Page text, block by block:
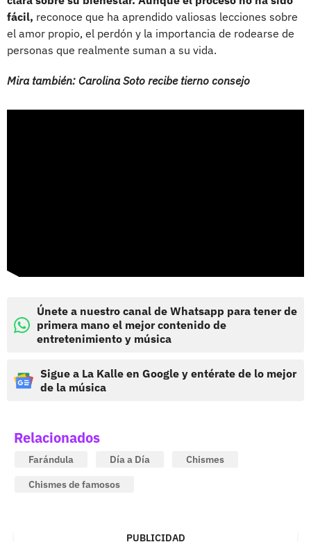
fácil, reconoce que ha aprendido valiosas lecciones sobre
el amor propio, el perdón y la importancia de rodearse de
personas que realmente suman a su vida.
Mira también: Carolina Soto recibe tierno consejo
Únete a nuestro canal de Whatsapp para tener de
primera mano el mejor contenido de
entretenimiento y música
Sigue a La Kalle en Google y entérate de lo mejor
de la música
Relacionados
Farándula Día a Día
Chismes
Chismes de famosos
PUBLICIDAD